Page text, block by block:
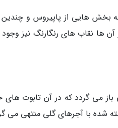
بخش هایی از پاپیروس و چندین
ها نقاب های رنگارنگ نیز
می گردد که در آن تابوت های
شده با آجرهای گلی منتهی می